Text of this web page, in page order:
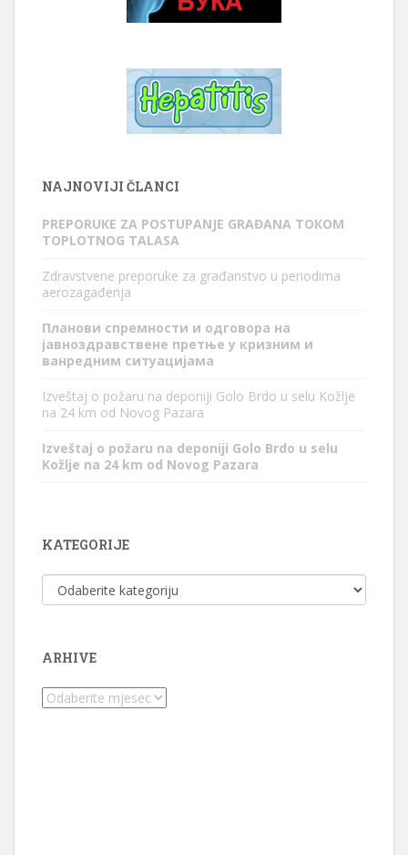
NAJNOVIJI ČLANCI
PREPORUКE ZA POSTUPANJE GRAĐANA TOКOM
TOPLOTNOG TALASA
Zdravstvene preporuke za građanstvo u periodima
aerozagađenja
Планови спремности и одговора на
јавноздравствене претње у кризним и
ванредним ситуацијама
Izveštaj o požaru na deponiji Golo Brdo u selu Kožlje
na 24 km od Novog Pazara
Izveštaj o požaru na deponiji Golo Brdo u selu
Kožlje na 24 km od Novog Pazara
KATEGORIJE
Kategorije
ARHIVE
Arhive